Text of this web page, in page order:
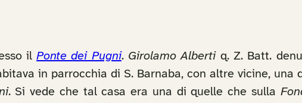
ilPonte dei Pugni. Girolamo Albertiq. Z. Batt.
in parrocchia di S. Barnaba, con altre vicine,
. Si vede che tal casa era una di quelle che sulla